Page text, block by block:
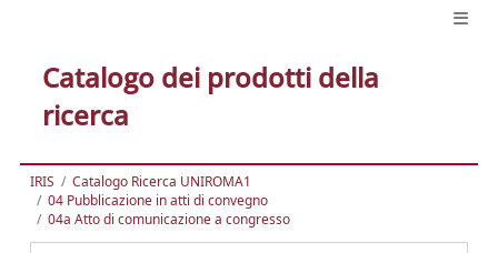
Catalogo dei prodotti della
ricerca
IRIS
Catalogo Ricerca UNIROMA1
04 Pubblicazione in atti di convegno
04a Atto di comunicazione a congresso